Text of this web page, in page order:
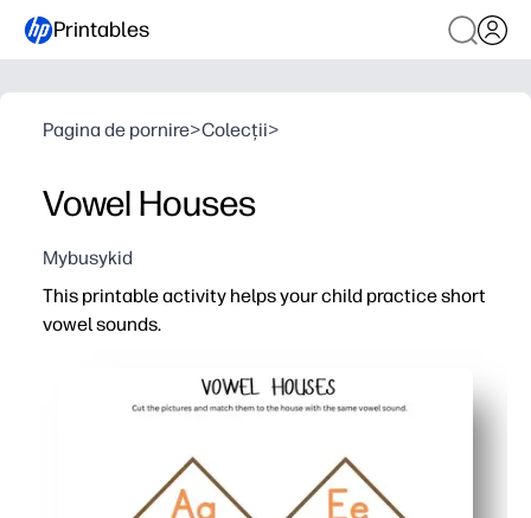
Printables
Pagina de pornire>Colecții>
Vowel Houses
Mybusykid
This printable activity helps your child practice short
vowel sounds.